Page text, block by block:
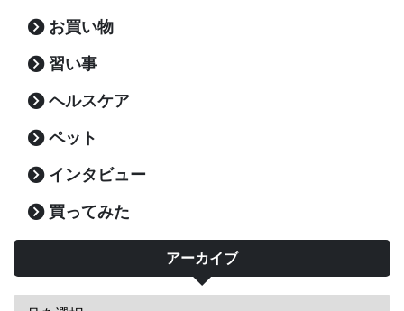
お買い物
習い事
ヘルスケア
ペット
インタビュー
買ってみた
アーカイブ